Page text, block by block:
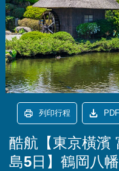
列印行程
酷航【東京橫濱
島5日】鶴岡八